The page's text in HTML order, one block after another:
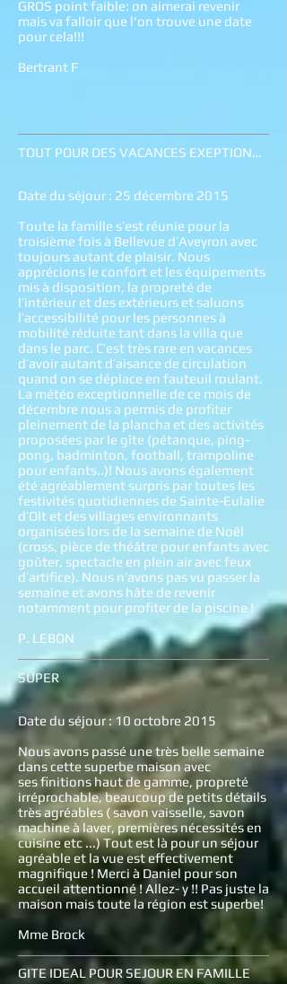
GROS point faible: on aimerai revenir
mais va falloir que l'on trouve une date
pour cela!!!
Bertrant F
TOUT POUR DES VACANCES EXEPTIONNELLES !
Date du séjour : 25 décembre 2015
Toute la famille s’est réunie pour la
troisième fois à Bellevue d’Aveyron avec
toujours autant de plaisir. Nous
apprécions le confort et les équipements
mis à disposition, la propreté de
l’intérieur et des extérieurs et saluons
l’accessibilité pour les personnes à
mobilité réduite tant dans la villa que
dans le parc. C’est très rare en vacances
d’avoir autant d’aisance de circulation
quand on se déplace en fauteuil roulant.
La météo exceptionnelle de ce mois de
décembre nous a permis de profiter
pleinement de la plancha et des activités
proposées par le gîte (pétanque, ping-
pong, badminton, football, trampoline
pour enfants..)! Nous avons également
été agréablement surpris par toutes les
festivités quotidiennes de Sainte-Eulalie
d’Olt et des villages environnants
organisées lors de la semaine de Noël
(cross, pièce de théâtre pour enfants avec
goûter, spectacle en plein air avec feux
d’artifice). Nous n’avons pas vu passer la
semaine et avons hâte de revenir
notamment pour profiter de la piscine !
P. LEBON
SUPER
Date du séjour : 10 octobre 2015
Nous avons passé une très belle semaine
dans cette superbe maison avec
ses finitions haut de gamme, propreté
irréprochable, beaucoup de petits détails
très agréables ( savon vaisselle, savon
machine à laver, premières nécessités en
cuisine etc ...) Tout est là pour un séjour
agréable et la vue est effectivement
magnifique ! Merci à Daniel pour son
accueil attentionné ! Allez- y !! Pas juste la
maison mais toute la région est superbe!
Mme Brock
GITE IDEAL POUR SEJOUR EN FAMILLE